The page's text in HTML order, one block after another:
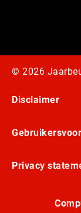
© 2026
Disclaimer
Privacy